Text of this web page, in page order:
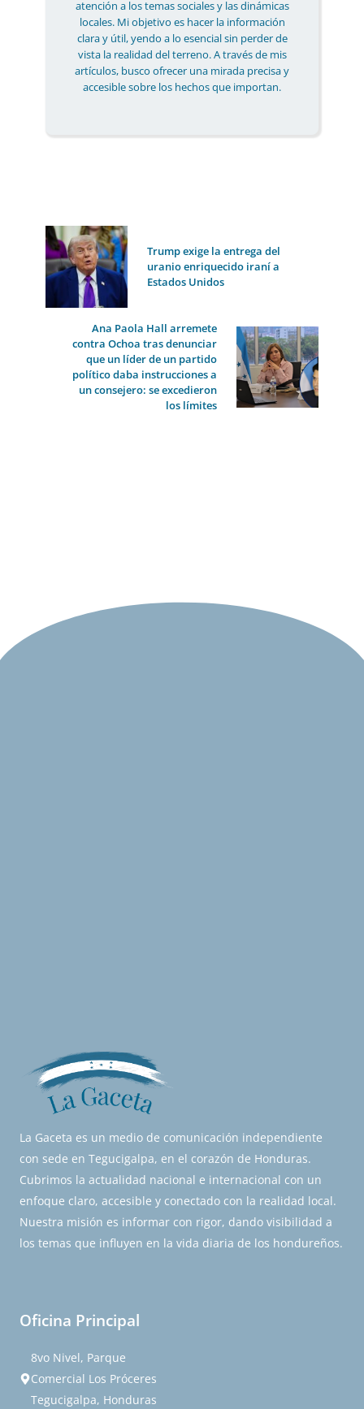
atención a los temas sociales y las dinámicas
locales. Mi objetivo es hacer la información
clara y útil, yendo a lo esencial sin perder de
vista la realidad del terreno. A través de mis
artículos, busco ofrecer una mirada precisa y
accesible sobre los hechos que importan.
Trump exige la entrega del
uranio enriquecido iraní a
Estados Unidos
Ana Paola Hall arremete
contra Ochoa tras denunciar
que un líder de un partido
político daba instrucciones a
un consejero: se excedieron
los límites
La Gaceta es un medio de comunicación independiente
con sede en Tegucigalpa, en el corazón de Honduras.
Cubrimos la actualidad nacional e internacional con un
enfoque claro, accesible y conectado con la realidad local.
Nuestra misión es informar con rigor, dando visibilidad a
los temas que influyen en la vida diaria de los hondureños.
Oficina Principal
8vo Nivel, Parque
Comercial Los Próceres
Tegucigalpa, Honduras